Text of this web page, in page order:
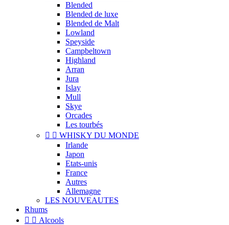
Blended
Blended de luxe
Blended de Malt
Lowland
Speyside
Campbeltown
Highland
Arran
Jura
Islay
Mull
Skye
Orcades
Les tourbés
  WHISKY DU MONDE
Irlande
Japon
Etats-unis
France
Autres
Allemagne
LES NOUVEAUTES
Rhums
  Alcools